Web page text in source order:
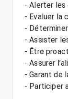
- Alerter les
- Evaluer la
-
- Assister
- Être
- Assurer
- Garant de